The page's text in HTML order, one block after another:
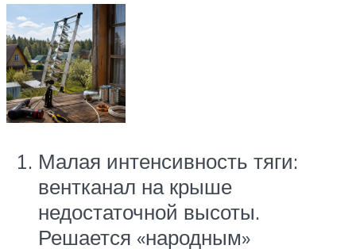
Малая интенсивность тяги:
вентканал на крыше
недостаточной высоты.
Решается «народным»